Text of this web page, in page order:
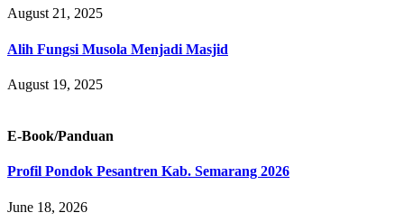
August 21, 2025
Alih Fungsi Musola Menjadi Masjid
August 19, 2025
E-Book/Panduan
Profil Pondok Pesantren Kab. Semarang 2026
June 18, 2026